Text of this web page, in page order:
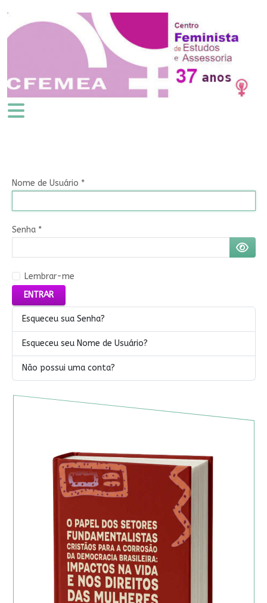
Nome de Usuário *
Senha*
Lembrar-me
ENTRAR
Esqueceu sua Senha?
Esqueceu seu Nome de Usuário?
Não possui uma conta?